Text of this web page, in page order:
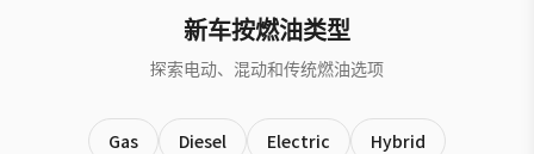
新车按燃油类型
探索电动、混动和传统燃油选项
Gas Diesel Electric
Hybrid